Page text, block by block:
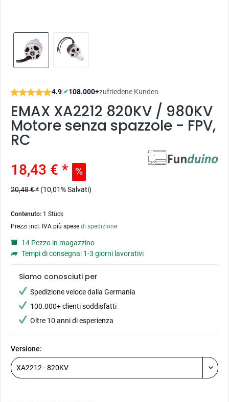
4.9|✔108.000+zufriedene Kunden
EMAX XA2212 820KV / 980KV
Motore senza spazzole - FPV,
RC
18,43 € *
20,48 € * (10,01% Salvati)
Contenuto: 1 Stück
Prezzi incl. IVA più spese di spedizione
14 Pezzo in magazzino
Tempi di consegna: 1-3 giorni lavorativi
Siamo conosciuti per
Spedizione veloce dalla Germania
100.000+ clienti soddisfatti
Oltre 10 anni di esperienza
Versione: